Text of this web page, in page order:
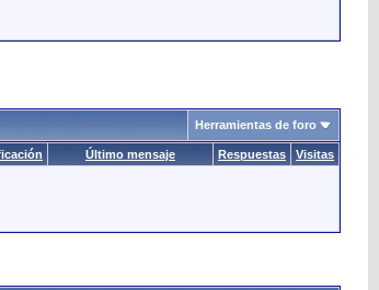
Herramientas de foro
Último mensaje Respuestas Visitas